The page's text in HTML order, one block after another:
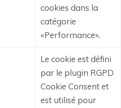
cookies dans la
catégorie
«Performance».
Le cookie est défini
par le plugin RGPD
Cookie Consent et
est utilisé pour